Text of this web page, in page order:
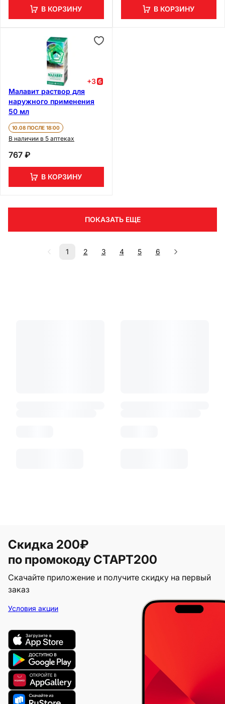
В КОРЗИНУ В КОРЗИНУ
+3
Малавит раствор для
наружного применения
50 мл
10.08 ПОСЛЕ 18:00
В наличии в 5 аптеках
767 ₽
В КОРЗИНУ
ПОКАЗАТЬ ЕЩЕ
1 2 3 4 5 6
Скидка 200₽
по промокоду СТАРТ200
Скачайте приложение и получите скидку на первый
заказ
Условия акции